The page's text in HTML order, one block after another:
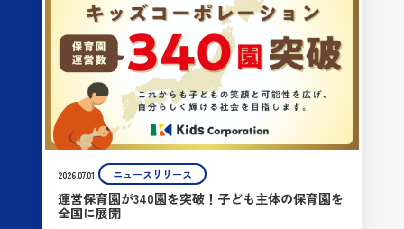
2026.07.01 ニュースリリース
運営保育園が340園を突破！子ども主体の保育園を
全国に展開